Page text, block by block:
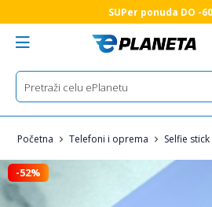
SUPer ponuda DO -
Početna Telefoni i oprema Selfie stick
-52%